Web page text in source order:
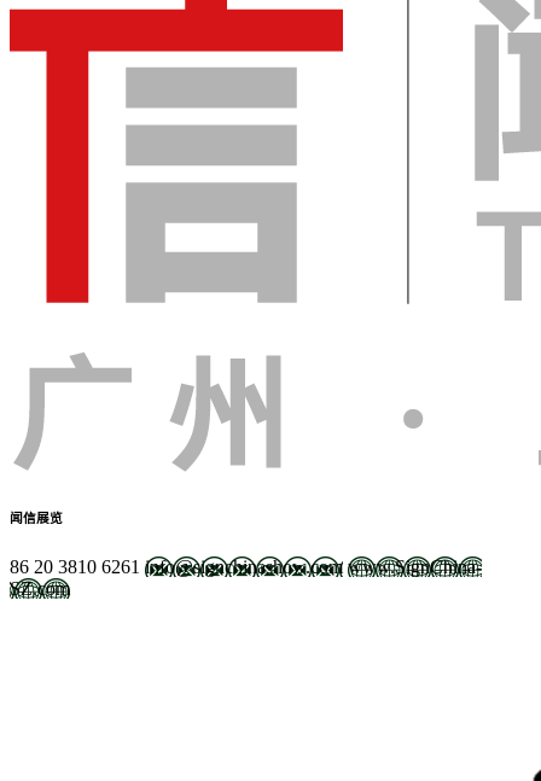
闻信展览
86 20 3810 6261 info@signchinashow.com www.SignChina-
SZ.com